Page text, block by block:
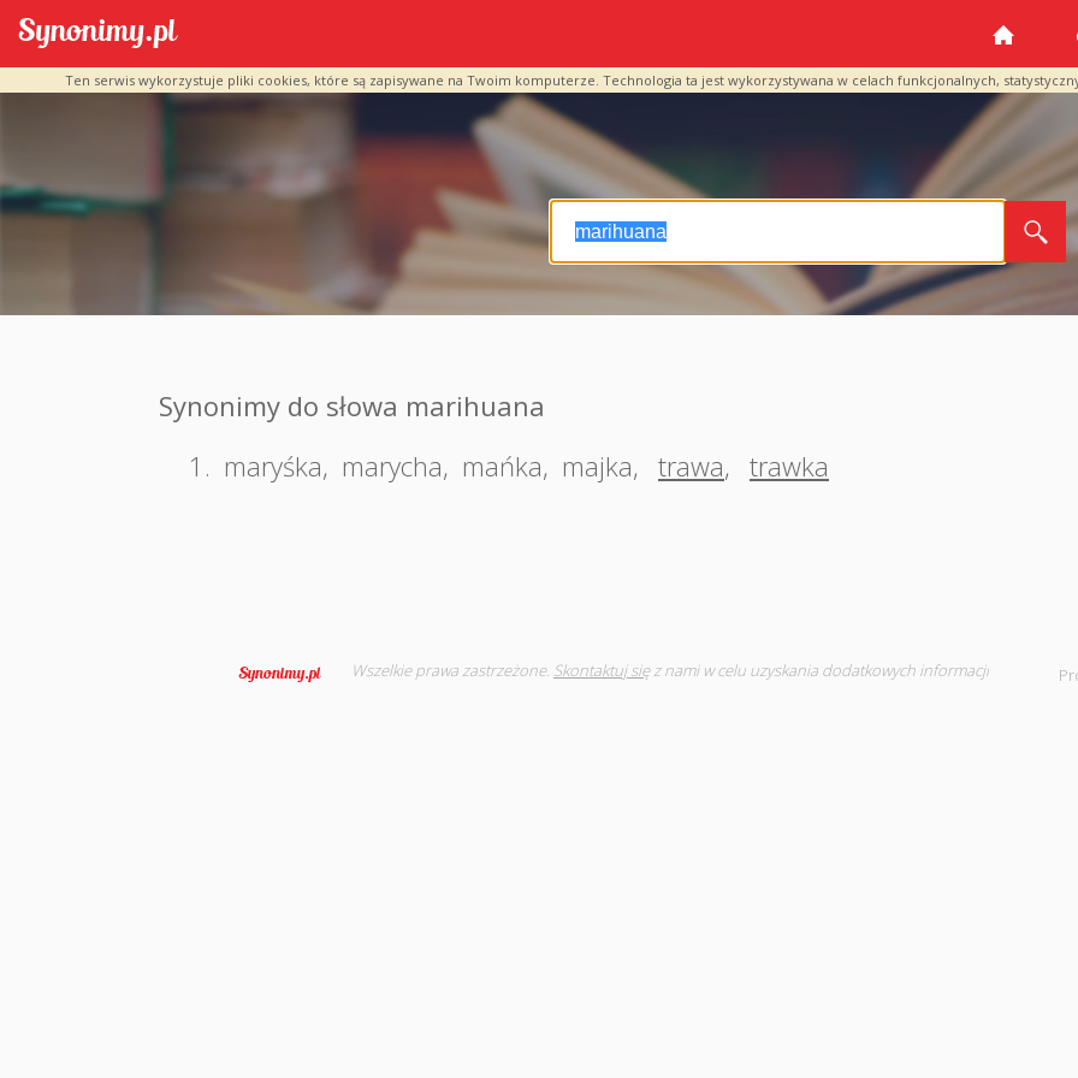
Ten serwis wykorzystuje pliki cookies, które są zapisywane na Twoim komputerze. Technologia ta jest wykorzystywana w celach funkcjonalnych,
Synonimy do słowa marihuana
1. maryśka, marycha, mańka, majka, trawa, trawka
Wszelkie prawa zastrzeżone. Skontaktuj sięz nami w celu uzyskania dodatkowych informacji